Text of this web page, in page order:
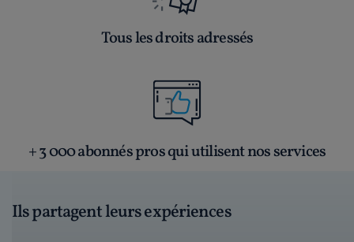
Tous les droits adressés
+ 3 000 abonnés pros qui utilisent nos services
Ils partagent leurs expériences